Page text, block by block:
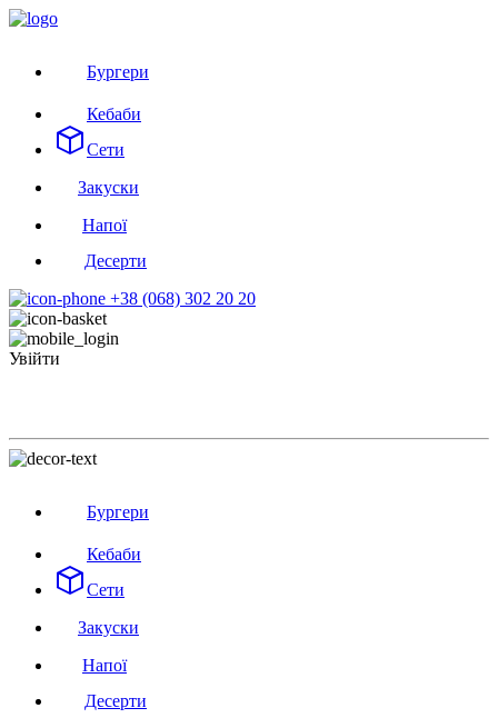
Бургери
Кебаби
Сети
Закуски
Напої
Десерти
+38 (068) 302 20 20
Увійти
Бургери
Кебаби
Сети
Закуски
Напої
Десерти